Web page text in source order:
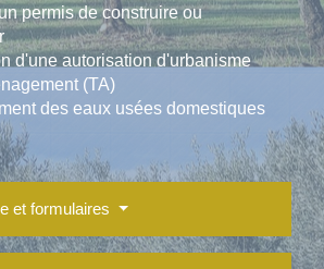
permis de construire ou
d'une autorisation d'urbanisme
(TA)
des eaux usées domestiques
et formulaires